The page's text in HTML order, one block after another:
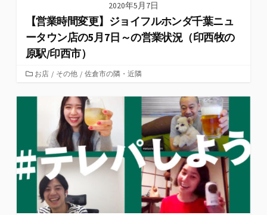
2020年5月7日
【営業時間変更】ジョイフルホンダ千葉ニュ
ータウン店の5月7日～の営業状況（印西牧の
原駅/印西市）
カ
ゴ
お店 / その他 / 佐倉市の隣・近隣